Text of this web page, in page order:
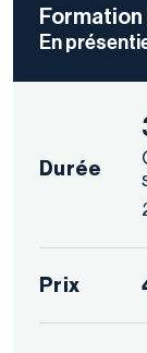
Formation
En
Durée
Prix